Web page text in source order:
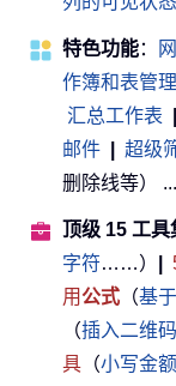
特色功能：
作簿和表管
汇总工作表
邮件
超级
删除线等）
顶级 15 工具
字符……）
用公式 （基
（插入二维码
具 （小写金